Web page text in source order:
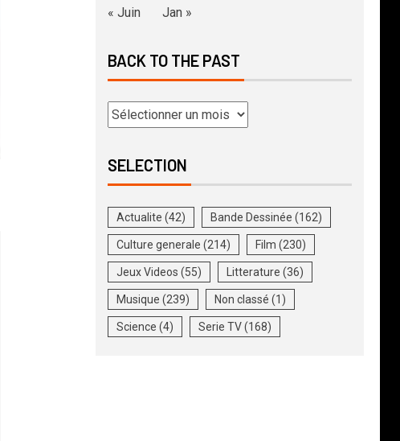
« Juin Jan »
BACK TO THE PAST
SELECTION
Actualite (42) Bande Dessinée (162)
Culture generale (214) Film (230)
Jeux Videos (55) Litterature (36)
Musique (239) Non classé (1)
Science (4) Serie TV(168)